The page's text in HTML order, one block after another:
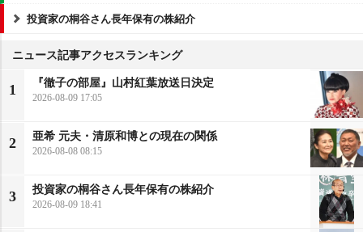
投資家の桐谷さん長年保有の株紹介
ニュース記事アクセスランキング
1
『徹子の部屋』山村紅葉放送日決定
2026-08-09 17:05
2
亜希 元夫・清原和博との現在の関係
2026-08-08 08:15
3
投資家の桐谷さん長年保有の株紹介
2026-08-09 18:41